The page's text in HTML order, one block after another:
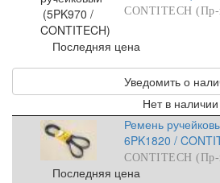
CONTITECH (Пр-
Последняя цена
Уведомить о
Нет в наличии
Ремень
6PK1820 /
CONTITECH (Пр-
Последняя цена